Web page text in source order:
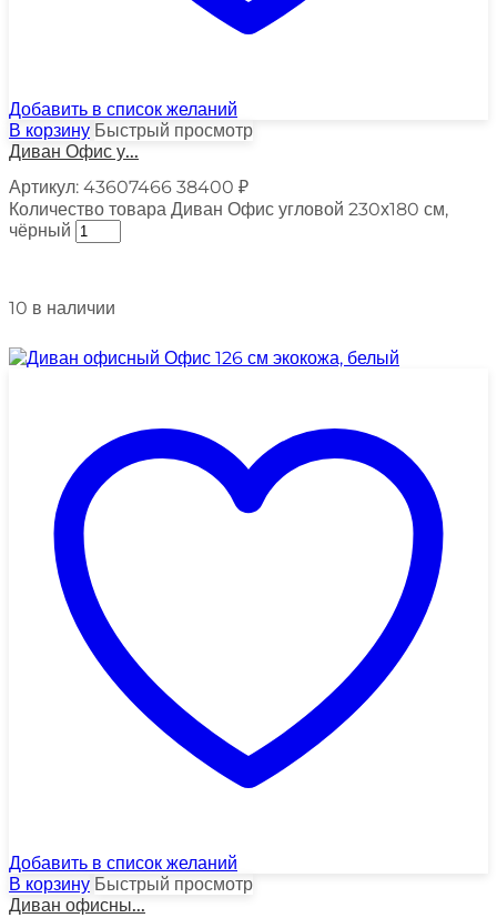
Добавить в список желаний
В корзину Быстрый просмотр
Диван Офис у...
Артикул: 43607466 38400 ₽
Количество товара Диван Офис угловой 230х180 см,
чёрный
10 в наличии
Добавить в список желаний
В корзину Быстрый просмотр
Диван офисны...